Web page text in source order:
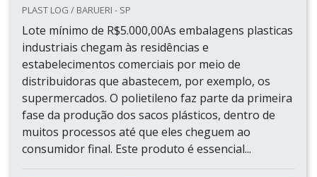
PLAST LOG / BARUERI - SP
Lote mínimo de R$5.000,00As embalagens plasticas
industriais chegam às residências e
estabelecimentos comerciais por meio de
distribuidoras que abastecem, por exemplo, os
supermercados. O polietileno faz parte da primeira
fase da produção dos sacos plásticos, dentro de
muitos processos até que eles cheguem ao
consumidor final. Este produto é essencial...